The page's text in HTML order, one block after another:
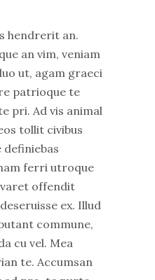
hendrerit an.
an vim, veniam
ut, agam graeci
patrioque te
pri. Ad vis animal
tollit civibus
ferri utroque
offendit
ex. Illud
commune,
cu vel. Mea
te. Accumsan